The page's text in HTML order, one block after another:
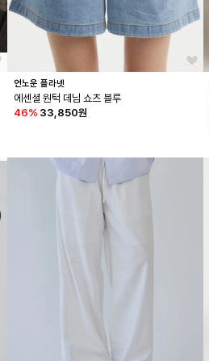
언노운 플라넷
에센셜 원턱 데님 쇼츠 블루
46% 33,850원